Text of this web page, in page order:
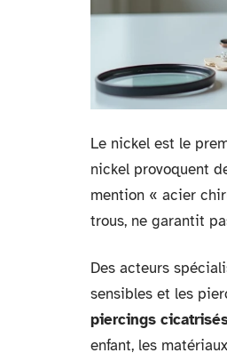
Le nickel est le
nickel provoquent
mention « acier
trous, ne garantit
Des acteurs
sensibles et les
piercings
enfant, les